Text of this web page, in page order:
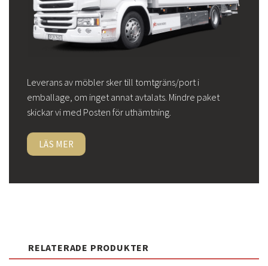
Leverans av möbler sker till tomtgräns/port i
emballage, om inget annat avtalats. Mindre paket
skickar vi med Posten för uthämtning.
LÄS MER
RELATERADE PRODUKTER